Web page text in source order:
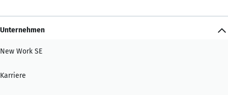
Unternehmen
New Work SE
Karriere